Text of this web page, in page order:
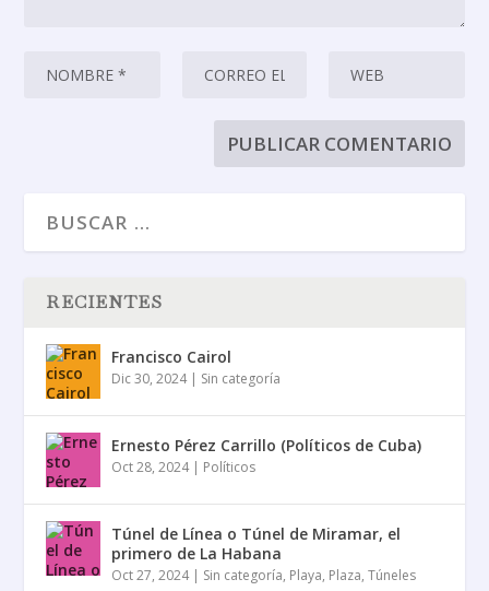
RECIENTES
Francisco Cairol
Dic 30, 2024| Sin categoría
Ernesto Pérez Carrillo (Políticos de Cuba)
Oct 28, 2024| Políticos
Túnel de Línea o Túnel de Miramar, el
primero de La Habana
Oct 27, 2024| Sin categoría, Playa, Plaza,Túneles